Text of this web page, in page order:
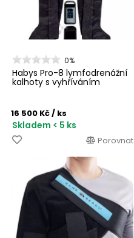
0%
Habys Pro-8 lymfodrenážní
kalhoty s vyhříváním
16 500 Kč/ ks
Skladem < 5 ks
Porovnat